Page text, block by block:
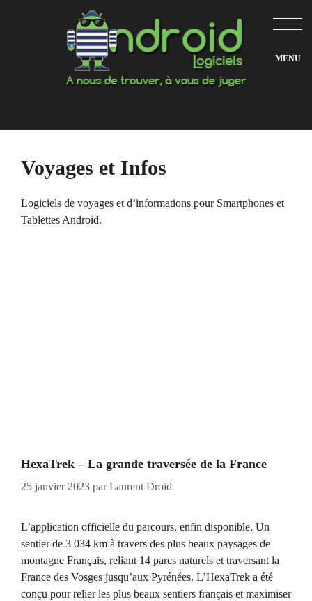
Voyages et Infos
Logiciels de voyages et d’informations pour Smartphones et
Tablettes Android.
HexaTrek – La grande traversée de la France
25 janvier 2023 parLaurent Droid
L’application officielle du parcours, enfin disponible. Un
sentier de 3 034 km à travers des plus beaux paysages de
montagne Français, reliant 14 parcs naturels et traversant la
France des Vosges jusqu’aux Pyrénées. L’HexaTrek a été
conçu pour relier les plus beaux sentiers français et maximiser